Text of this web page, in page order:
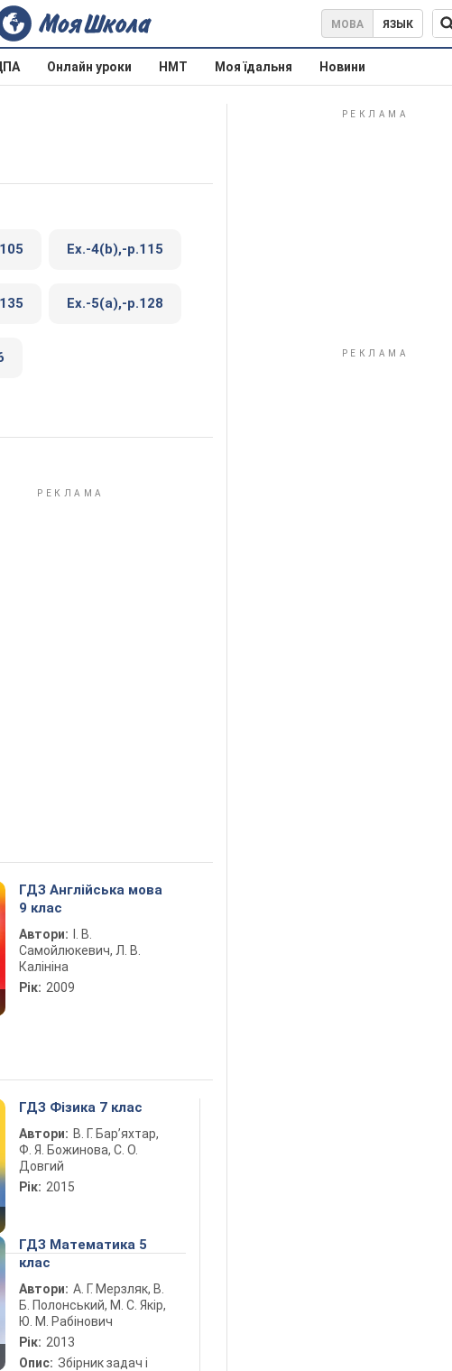
МОВА ЯЗЫК
Онлайн уроки НМТ Моя їдальня Новини
Ex.-4(b),-p.115
Ex.-5(a),-p.128
ГДЗ Англійська мова
9 клас
Автори:
І. В.
Самойлюкевич, Л. В.
Калініна
Рік: 2009
ГДЗ Фізика 7 клас
Автори: В. Г. Бар’яхтар,
Ф. Я. Божинова, С. О.
Довгий
Рік: 2015
ГДЗ Математика 5
клас
Автори: А. Г. Мерзляк, В.
Б. Полонський, М. С. Якір,
Ю. М. Рабінович
Рік: 2013
Опис: Збірник задач і